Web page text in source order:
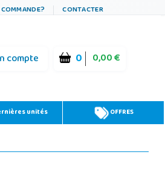
CONTACTER
compte 0 0,00 €
unités OFFRES